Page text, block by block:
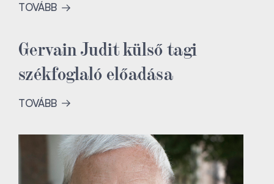
TOVÁBB
Gervain Judit külső tagi
székfoglaló előadása
TOVÁBB